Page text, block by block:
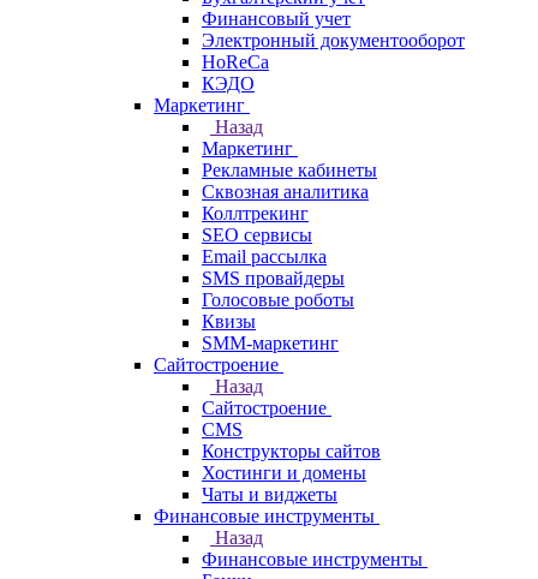
Финансовый учет
Электронный документооборот
HoReCa
КЭДО
Маркетинг
Назад
Маркетинг
Рекламные кабинеты
Cквозная аналитика
Коллтрекинг
SEO сервисы
Email расcылка
SMS провайдеры
Голосовые роботы
Квизы
SMM-маркетинг
Сайтостроение
Назад
Сайтостроение
CMS
Конструкторы сайтов
Хостинги и домены
Чаты и виджеты
Финансовые инструменты
Назад
Финансовые инструменты